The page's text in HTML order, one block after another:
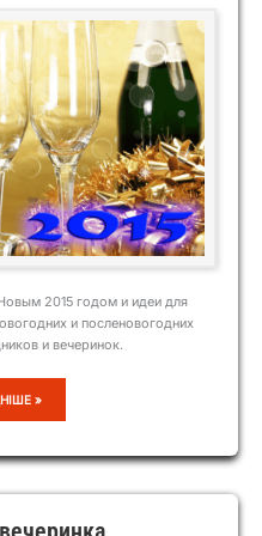
2015 годом и идеи для
и посленовогодних
и вечеринок.
»